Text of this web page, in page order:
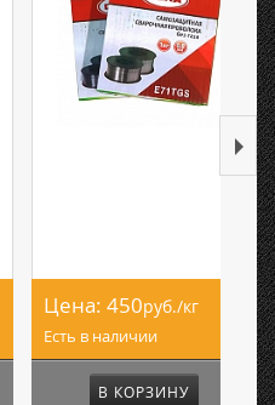
Цена: 450руб./кг
Есть в наличии
В КОРЗИНУ